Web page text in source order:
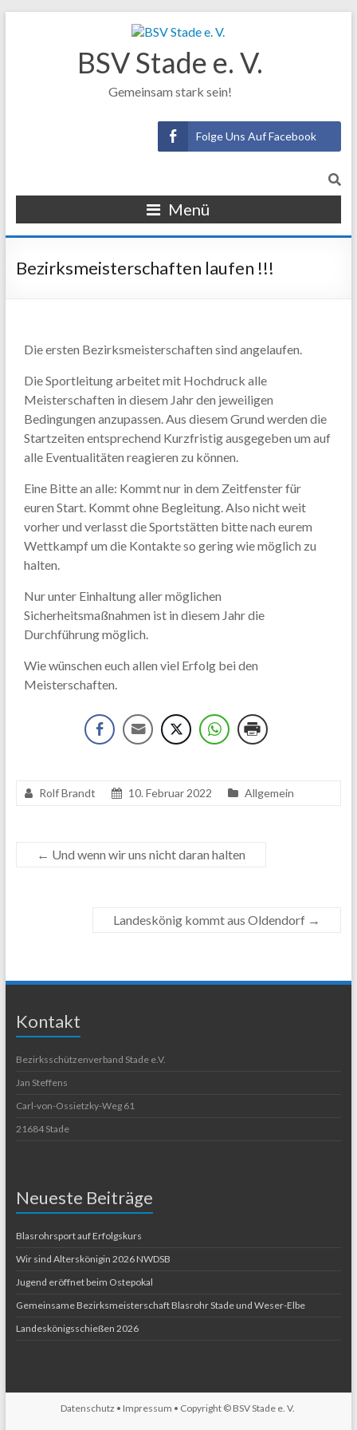
BSV Stade e. V.
Gemeinsam stark sein!
Folge Uns Auf Facebook
Menü
Bezirksmeisterschaften laufen !!!
Die ersten Bezirksmeisterschaften sind angelaufen.
Die Sportleitung arbeitet mit Hochdruck alle
Meisterschaften in diesem Jahr den jeweiligen
Bedingungen anzupassen. Aus diesem Grund werden die
Startzeiten entsprechend Kurzfristig ausgegeben um auf
alle Eventualitäten reagieren zu können.
Eine Bitte an alle: Kommt nur in dem Zeitfenster für
euren Start. Kommt ohne Begleitung. Also nicht weit
vorher und verlasst die Sportstätten bitte nach eurem
Wettkampf um die Kontakte so gering wie möglich zu
halten.
Nur unter Einhaltung aller möglichen
Sicherheitsmaßnahmen ist in diesem Jahr die
Durchführung möglich.
Wie wünschen euch allen viel Erfolg bei den
Meisterschaften.
Rolf Brandt 10. Februar 2022 Allgemein
← Und wenn wir uns nicht daran halten
Landeskönig kommt aus Oldendorf →
Kontakt
Bezirksschützenverband Stade e.V.
Jan Steffens
Carl-von-Ossietzky-Weg 61
21684 Stade
Neueste Beiträge
Blasrohrsport auf Erfolgskurs
Wir sind Alterskönigin 2026 NWDSB
Jugend eröffnet beim Ostepokal
Gemeinsame Bezirksmeisterschaft Blasrohr Stade und Weser-Elbe
Landeskönigsschießen 2026
Datenschutz • Impressum • Copyright © BSV Stade e. V.